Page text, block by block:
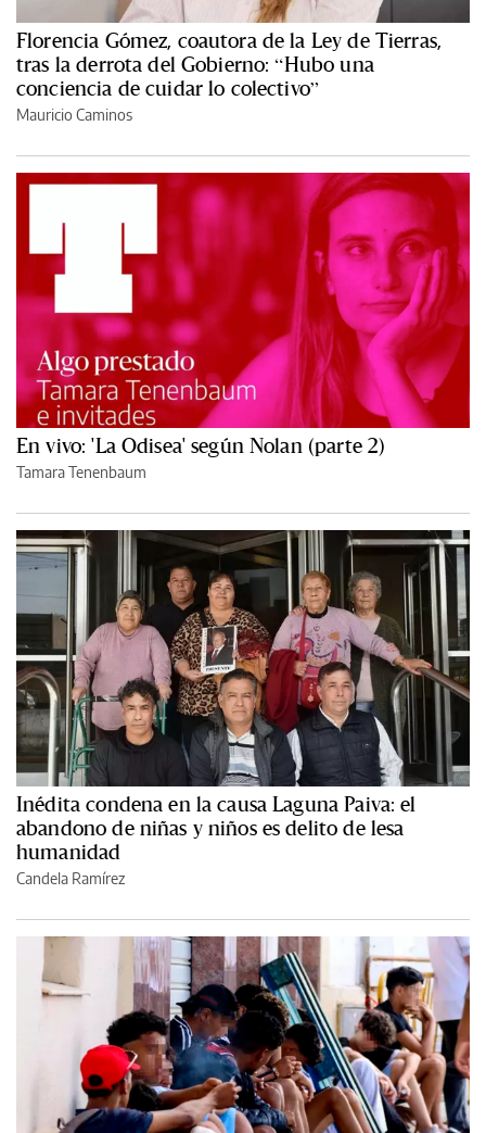
Florencia Gómez, coautora de la Ley de Tierras,
tras la derrota del Gobierno: “Hubo una
conciencia de cuidar lo colectivo”
Mauricio Caminos
En vivo: 'La Odisea' según Nolan (parte 2)
Tamara Tenenbaum
Inédita condena en la causa Laguna Paiva: el
abandono de niñas y niños es delito de lesa
humanidad
Candela Ramírez